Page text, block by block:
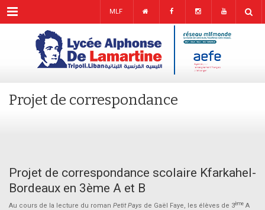
Menu MLF
Projet de correspondance
Projet de correspondance scolaire Kfarkahel-
Bordeaux en 3ème A et B
Au cours de la lecture du roman Petit Pays de Gaël Faye, les élèves de 3ème A